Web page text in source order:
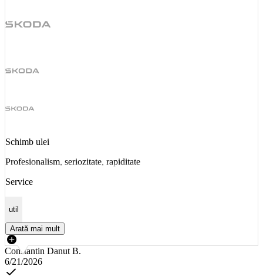
Schimb ulei
Profesionalism, seriozitate, rapiditate
Service
util
Arată mai mult
Constantin Danut B.
6/21/2026